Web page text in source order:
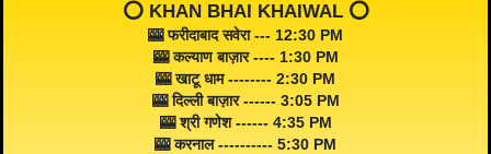
⭕️ KHAN BHAI KHAIWAL ⭕️
🎰 फरीदाबाद सवेरा --- 12:30 PM
🎰 कल्याण बाज़ार ---- 1:30 PM
🎰 खाटू धाम -------- 2:30 PM
🎰 दिल्ली बाज़ार ------ 3:05 PM
🎰 श्री गणेश ------ 4:35 PM
🎰 करनाल ---------- 5:30 PM